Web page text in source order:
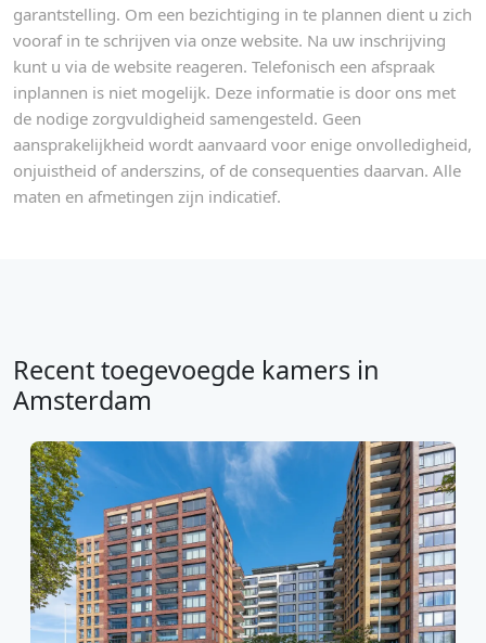
garantstelling. Om een bezichtiging in te plannen dient u zich
vooraf in te schrijven via onze website. Na uw inschrijving
kunt u via de website reageren. Telefonisch een afspraak
inplannen is niet mogelijk. Deze informatie is door ons met
de nodige zorgvuldigheid samengesteld. Geen
aansprakelijkheid wordt aanvaard voor enige onvolledigheid,
onjuistheid of anderszins, of de consequenties daarvan. Alle
maten en afmetingen zijn indicatief.
Recent toegevoegde kamers in
Amsterdam